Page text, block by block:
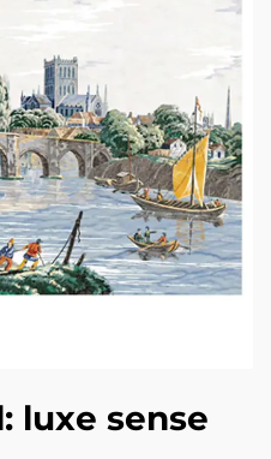
luxe sense